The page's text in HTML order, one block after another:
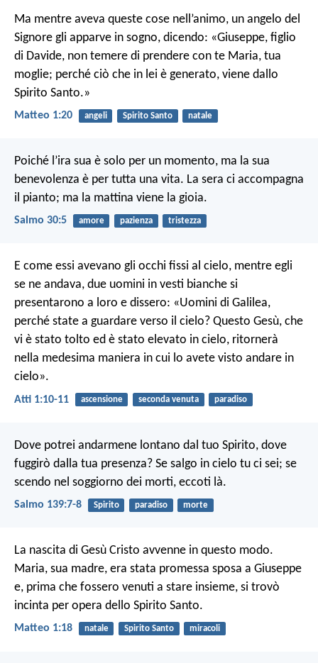
Ma mentre aveva queste cose nell’animo, un angelo del
Signore gli apparve in sogno, dicendo: «Giuseppe, figlio
di Davide, non temere di prendere con te Maria, tua
moglie; perché ciò che in lei è generato, viene dallo
Spirito Santo.»
Matteo 1:20 angeli Spirito Santo natale
Poiché l’ira sua è solo per un momento, ma la sua
benevolenza è per tutta una vita. La sera ci accompagna
il pianto; ma la mattina viene la gioia.
Salmo 30:5 amore pazienza tristezza
E come essi avevano gli occhi fissi al cielo, mentre egli
se ne andava, due uomini in vesti bianche si
presentarono a loro e dissero: «Uomini di Galilea,
perché state a guardare verso il cielo? Questo Gesù, che
vi è stato tolto ed è stato elevato in cielo, ritornerà
nella medesima maniera in cui lo avete visto andare in
cielo».
Atti 1:10-11 ascensione seconda venuta paradiso
Dove potrei andarmene lontano dal tuo Spirito, dove
fuggirò dalla tua presenza? Se salgo in cielo tu ci sei; se
scendo nel soggiorno dei morti, eccoti là.
Salmo 139:7-8 Spirito paradiso morte
La nascita di Gesù Cristo avvenne in questo modo.
Maria, sua madre, era stata promessa sposa a Giuseppe
e, prima che fossero venuti a stare insieme, si trovò
incinta per opera dello Spirito Santo.
Matteo 1:18 natale Spirito Santo miracoli